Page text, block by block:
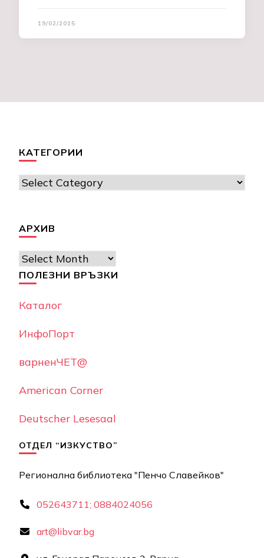
19/02/2015
КАТЕГОРИИ
Категории
АРХИВ
Архив
ПОЛЕЗНИ ВРЪЗКИ
Каталог
ИнфоПорт
варненЧЕТ@
American Corner
Deutscher Lesesaal
ОТДЕЛ “ИЗКУСТВО”
Регионална библиотека "Пенчо Славейков"
052643711; 0884024056
art@libvar.bg